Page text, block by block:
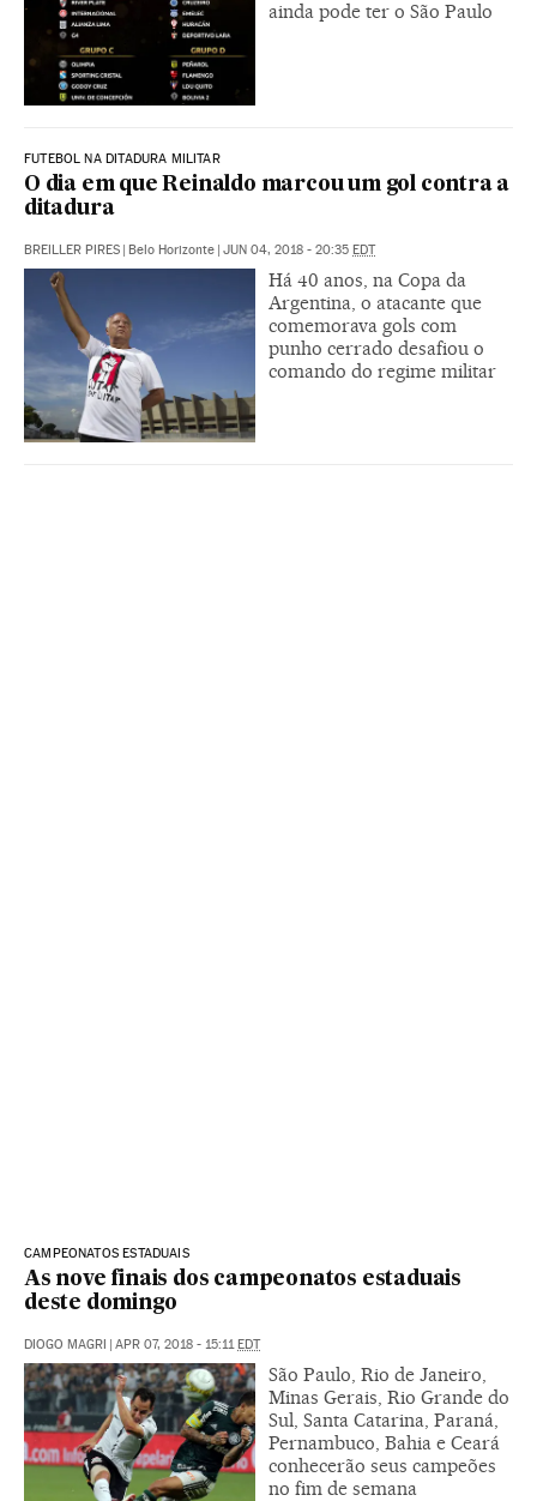
ainda pode ter o São Paulo
FUTEBOL NA DITADURA MILITAR
O dia em que Reinaldo marcou um gol contra a
ditadura
BREILLER PIRES | Belo Horizonte | JUN 04, 2018 - 20:35 EDT
Há 40 anos, na Copa da
Argentina, o atacante que
comemorava gols com
punho cerrado desafiou o
comando do regime militar
CAMPEONATOS ESTADUAIS
As nove finais dos campeonatos estaduais
deste domingo
DIOGO MAGRI | APR 07, 2018 - 15:11EDT
São Paulo, Rio de Janeiro,
Minas Gerais, Rio Grande do
Sul, Santa Catarina, Paraná,
Pernambuco, Bahia e Ceará
conhecerão seus campeões
no fim de semana